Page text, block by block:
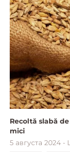
Recoltă slabă
mici
5 августа 2024